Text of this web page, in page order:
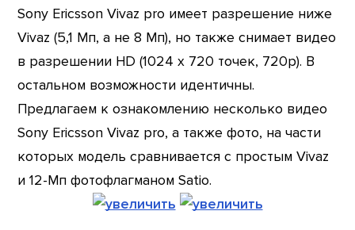
Sony Ericsson Vivaz pro имеет разрешение ниже
Vivaz (5,1 Мп, а не 8 Мп), но также снимает видео
в разрешении HD (1024 х 720 точек, 720p). В
остальном возможности идентичны.
Предлагаем к ознакомлению несколько видео
Sony Ericsson Vivaz pro, а также фото, на части
которых модель сравнивается с простым Vivaz
и 12-Мп фотофлагманом Satio.